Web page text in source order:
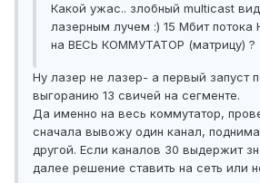
Какой ужас.. злобный multicast
лазерным лучем :) 15 Мбит
на ВЕСЬ КОММУТАТОР (матрицу) ?
Ну лазер не лазер- а первый запуст
выгоранию 13 свичей на сегменте.
Да именно на весь коммутатор,
сначала вывожу один канал,
другой. Если каналов 30 выдержит
далее решение ставить на сеть или